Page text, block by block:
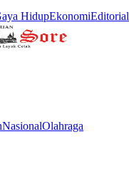
HidupEkonomiEditorial
NasionalOlahraga